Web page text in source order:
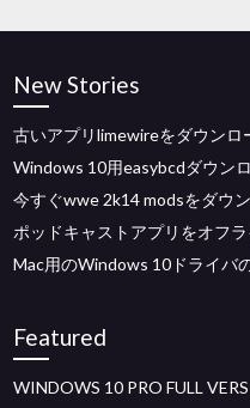
New Stories
古いアプリlimewireをダウンロ
Windows 10用easybcdダウン
今すぐwwe 2k14 modsをダウ
ポッドキャストアプリをオフ
Mac用のWindows 10ドライバ
Featured
WINDOWS 10 PRO FULL